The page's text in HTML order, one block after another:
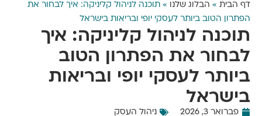
דף הבית » הבלוג שלנו » תוכנה לניהול קליניקה: איך לבחור את
הפתרון הטוב ביותר לעסקי יופי ובריאות בישראל
תוכנה לניהול קליניקה: איך
לבחור את הפתרון הטוב
ביותר לעסקי יופי ובריאות
בישראל
פברואר 3, 2026
ניהול העסק